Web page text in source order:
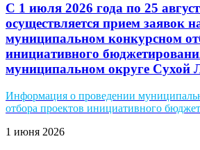
С 1 июля 2026 года по 25
осуществляется прием заявок
муниципальном конкурсном
инициативного
муниципальном округе Сухой
Информация о проведении
отбора проектов инициативного
1 июня 2026